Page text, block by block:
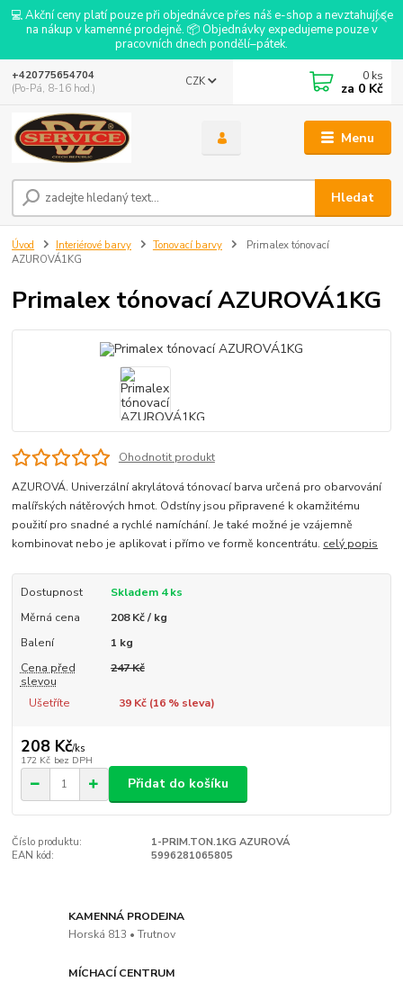
💻 Akční ceny platí pouze při objednávce přes náš e-shop a nevztahují se
na nákup v kamenné prodejně. 📦 Objednávky expedujeme pouze v
pracovních dnech pondělí–pátek.
Menu
CZK
Hledat
+420775654704
(Po-Pá, 8-16 hod.)
0 ks
za 0 Kč
Úvod Interiérové barvy Tonovací barvy
Primalex tónovací
AZUROVÁ1KG
Primalex tónovací AZUROVÁ1KG
Ohodnotit produkt
AZUROVÁ. Univerzální akrylátová tónovací barva určená pro obarvování
malířských nátěrových hmot. Odstíny jsou připravené k okamžitému
použití pro snadné a rychlé namíchání. Je také možné je vzájemně
kombinovat nebo je aplikovat i přímo ve formě koncentrátu. celý popis
Dostupnost
Skladem 4 ks
Měrná cena
208 Kč / kg
Balení
1 kg
Cena před
slevou
247 Kč
Ušetříte 39 Kč (16% sleva)
208 Kč/ks
172 Kč bez DPH
Přidat do košíku
Číslo produktu:
1-PRIM.TON.1KG AZUROVÁ
EAN kód:
5996281065805
KAMENNÁ PRODEJNA
Horská 813 • Trutnov
MÍCHACÍ CENTRUM